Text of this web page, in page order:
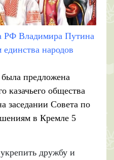
РФ Владимира Путина
единства народов
предложена
казачьего общества
заседании Совета по
в Кремле 5
дружбу и